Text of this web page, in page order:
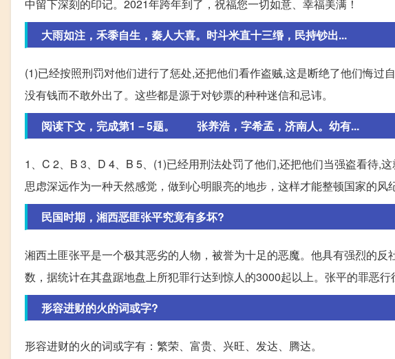
中留下深刻的印记。2021年跨年到了，祝福您一切如意、幸福美满！
大雨如注，禾黍自生，秦人大喜。时斗米直十三缗，民持钞出...
(1)已经按照刑罚对他们进行了惩处,还把他们看作盗贼,这是断绝了他们悔过
没有钱而不敢外出了。这些都是源于对钞票的种种迷信和忌讳。
阅读下文，完成第1－5题。 张养浩，字希孟，济南人。幼有...
1、C 2、B 3、D 4、B 5、(1)已经用刑法处罚了他们,还把他们当强盗看待,
思虑深远作为一种天然感觉，做到心明眼亮的地步，这样才能整顿国家的风
民国时期，湘西恶匪张平究竟有多坏?
湘西土匪张平是一个极其恶劣的人物，被誉为十足的恶魔。他具有强烈的
数，据统计在其盘踞地盘上所犯罪行达到惊人的3000起以上。张平的罪恶
形容进财的火的词或字?
形容进财的火的词或字有：繁荣、富贵、兴旺、发达、腾达。